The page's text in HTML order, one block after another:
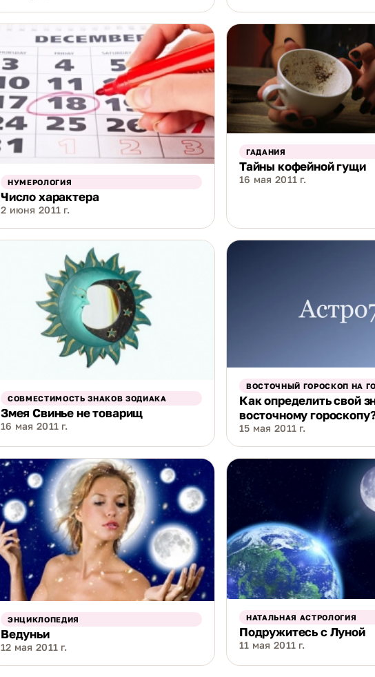
НУМЕРОЛОГИЯ
Число характера
2 июня 2011 г.
ГАДАНИЯ
Тайны кофейной гущи
16 мая 2011 г.
СОВМЕСТИМОСТЬ ЗНАКОВ ЗОДИАКА
Змея Свинье не товарищ
16 мая 2011 г.
ВОСТОЧНЫЙ ГОРОСКОП НА
Как определить свой
восточному
15 мая 2011 г.
ЭНЦИКЛОПЕДИЯ
Ведуньи
12 мая 2011 г.
НАТАЛЬНАЯ АСТРОЛОГИЯ
Подружитесь с Луной
11 мая 2011 г.